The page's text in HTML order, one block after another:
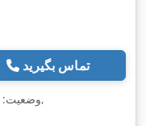
تماس بگیرید
وضعیت:,